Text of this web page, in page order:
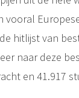
hitlijst van
naar deze
en 41.917